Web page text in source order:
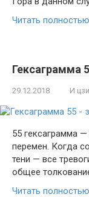
Читать полностью
Гексаграмма
29.12.2018 И
55 гексаграмма
перемен. Когда
тени — все
общее
Читать полностью